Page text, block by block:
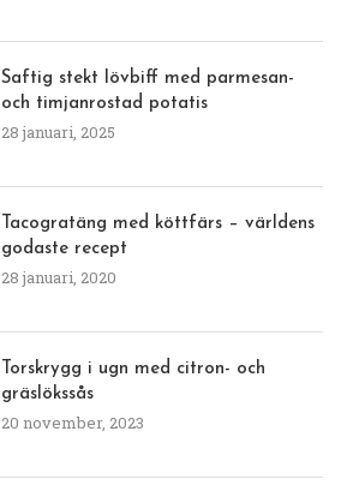
Saftig stekt lövbiff med parmesan-
och timjanrostad potatis
28 januari, 2025
Tacogratäng med köttfärs – världens
godaste recept
28 januari, 2020
Torskrygg i ugn med citron- och
gräslökssås
20 november, 2023